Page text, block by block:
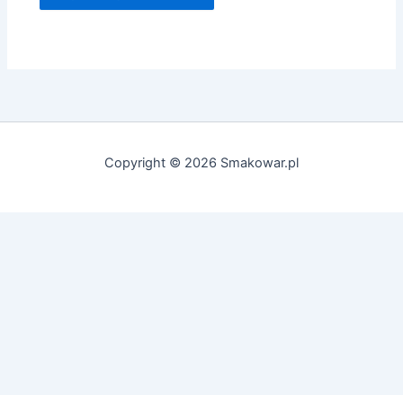
Copyright © 2026 Smakowar.pl